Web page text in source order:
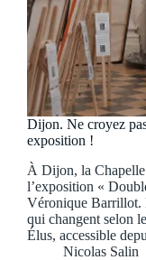
Dijon. Ne croyez
exposition !
À Dijon, la Chapelle
l’exposition «
Véronique Barrillot.
qui changent selon
Élus, accessible
Nicolas Salin